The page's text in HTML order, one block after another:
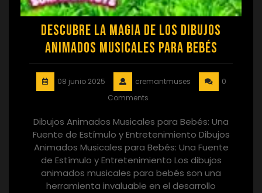
Descubre la Magia de los Dibujos
Animados Musicales para Bebés
08 junio 2025 cremantmuses
0
Comments
Dibujos Animados Musicales para Bebés: Una
Fuente de Estímulo y Entretenimiento Dibujos
Animados Musicales para Bebés: Una Fuente
de Estímulo y Entretenimiento Los dibujos
animados musicales para bebés son una
herramienta invaluable en el desarrollo